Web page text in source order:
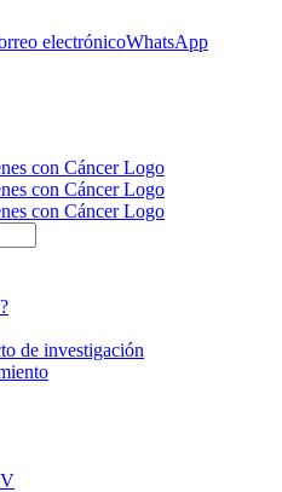
electrónicoWhatsApp
de investigación